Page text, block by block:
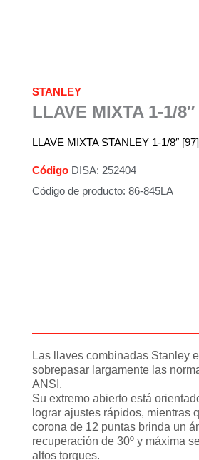
STANLEY
LLAVE MIXTA 1-1/
LLAVE MIXTA STANLEY 1-1/8″
Código DISA: 252404
Código de producto: 86-845LA
Las llaves combinadas Stanley
sobrepasar largamente las
ANSI.
Su extremo abierto está
lograr ajustes rápidos, mientras
corona de 12 puntas brinda un
recuperación de 30º y máxima
altos torques.